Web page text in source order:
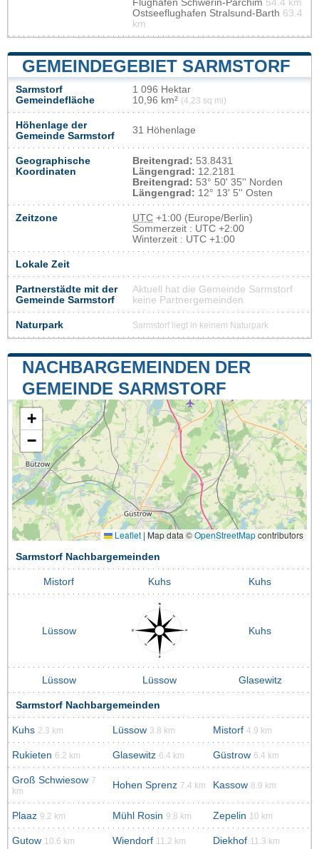
Flughafen Schwerin-Parchim 54.4 km
Ostseeflughafen Stralsund-Barth 63.4
km
GEMEINDEGEBIET SARMSTORF
Sarmstorf
Gemeindefläche
1 096 Hektar
10,96 km² (4,23 sq mi)
Höhenlage der
Gemeinde Sarmstorf
31 Höhenlage
Geographische
Koordinaten
Breitengrad: 53.8431
Längengrad: 12.2181
Breitengrad: 53° 50' 35'' Norden
Längengrad: 12° 13' 5'' Osten
Zeitzone UTC +1:00 (Europe/Berlin)
Sommerzeit : UTC +2:00
Winterzeit : UTC +1:00
Lokale Zeit
Partnerstädte mit der
Gemeinde Sarmstorf
Aktuell hat die Gemeinde Sarmstorf
keine Partnergemeinden
Naturpark Sarmstorf liegt in keinem Naturpark
NACHBARGEMEINDEN DER
GEMEINDE SARMSTORF
+
−
Leaflet | Map data ©OpenStreetMapcontributors
Sarmstorf Nachbargemeinden
Mistorf Kuhs Kuhs
Lüssow Kuhs
Lüssow Lüssow Glasewitz
Sarmstorf Nachbargemeinden
Kuhs 2.3 km Lüssow 3.8 km Mistorf 4.9 km
Rukieten 6.2 km Glasewitz 6.4 km Güstrow 6.4 km
Groß Schwiesow 7
km
Hohen Sprenz 7.4 km Kassow 8.9 km
Plaaz 9.2 km Mühl Rosin 9.8 km Zepelin 10 km
Gutow 10.6 km Wiendorf 11.2 km Diekhof 11.3 km